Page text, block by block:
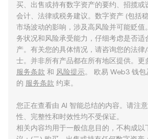
买、出售或持有数字资产的要约、招揽或
会计、法律或税务建议。数字资产 (包括
市场波动的影响，涉及高风险并可能贬值
务状况和风险承受能力，仔细考虑是否适
产。有关您的具体情况，请咨询您的法律
士。并非所有产品都在所有地区提供。更
服务条款 和 风险提示。 欧易 Web3 钱
的 服务条款 约束。
您正在查看由 AI 智能总结的内容。请注
性、完整性和时效性均不受保证。
相关内容均用于一般信息目的，不构成以